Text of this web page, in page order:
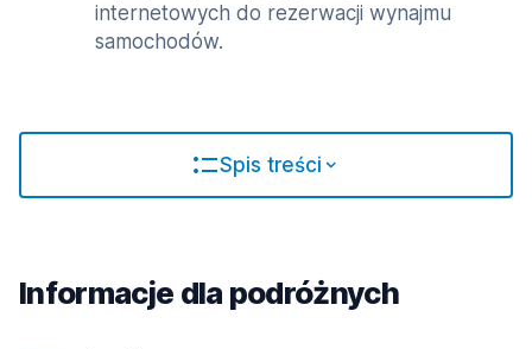
internetowych do rezerwacji wynajmu
samochodów.
Spis treści
Informacje dla podróżnych